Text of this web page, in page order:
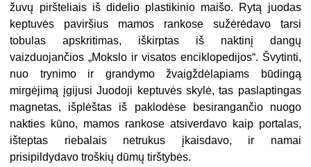
žuvų piršteliais iš didelio plastikinio maišo. Rytą juodas
keptuvės paviršius mamos rankose sužėrėdavo tarsi
tobulas apskritimas, iškirptas iš naktinį dangų
vaizduojančios „Mokslo ir visatos enciklopedijos“. Švytinti,
nuo trynimo ir grandymo žvaigždėlapiams būdingą
mirgėjimą įgijusi Juodoji keptuvės skylė, tas paslaptingas
magnetas, išplėštas iš paklodėse besirangančio nuogo
nakties kūno, mamos rankose atsiverdavo kaip portalas,
išteptas riebalais netrukus įkaisdavo, ir namai
prisipildydavo troškių dūmų tirštybės.